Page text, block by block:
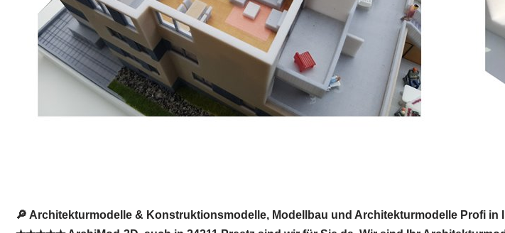
🔎 Architekturmodelle & Konstruktionsmodelle, Modellbau und Architekturmodelle Profi